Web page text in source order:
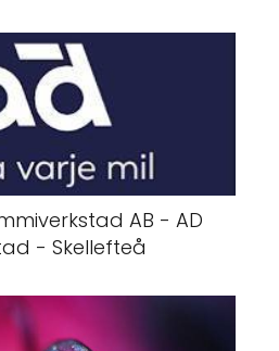
AB - AD
- Skellefteå